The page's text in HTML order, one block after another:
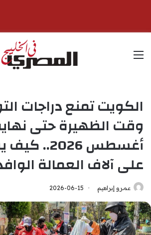
القائمة
الكويت تمنع دراجات
وقت الظهيرة حتى
أغسطس 2026..
على آلاف العمالة
عمرو إبراهيم 2026-06-15